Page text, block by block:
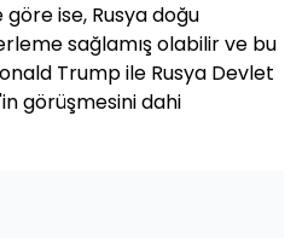
ise, Rusya doğu
sağlamış olabilir ve bu
Trump ile Rusya Devlet
görüşmesini dahi